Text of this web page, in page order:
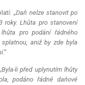
„Daň nelze stanovit po
roky. Lhůta pro stanovení
pro podání řádného
aniž by zde byla
.“
Byla-li před uplynutím lhůty
podáno řádné daňové